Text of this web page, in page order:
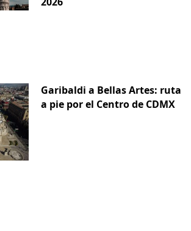
Garibaldi a Bellas Artes: ruta
a pie por el Centro de CDMX